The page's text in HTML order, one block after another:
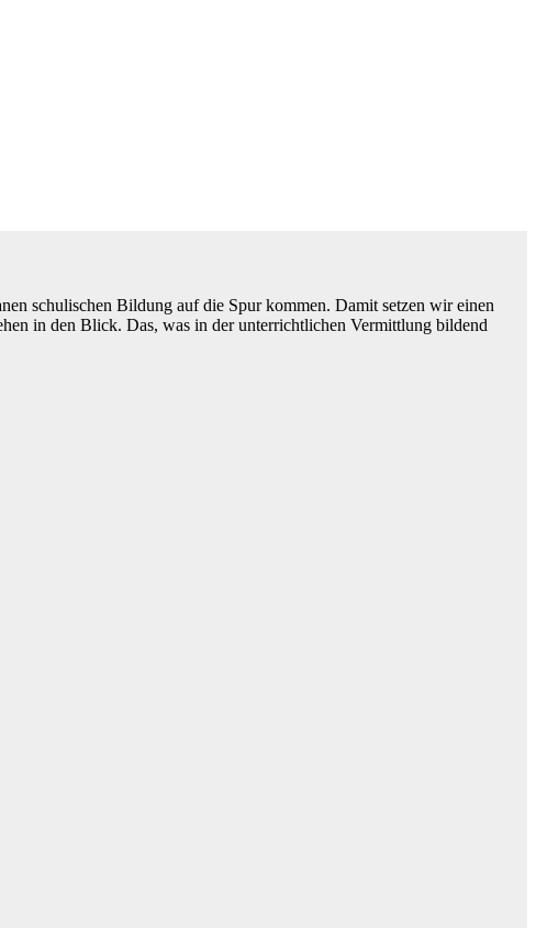
schulischen Bildung auf die Spur kommen. Damit setzen wir einen
in den Blick. Das, was in der unterrichtlichen Vermittlung bildend